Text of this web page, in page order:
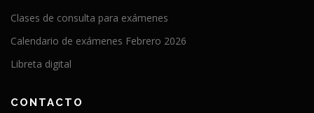
Clases de consulta para exámenes
Calendario de exámenes Febrero 2026
Libreta digital
CONTACTO